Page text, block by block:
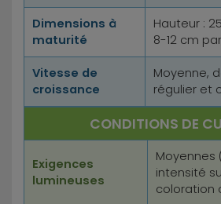
Dimensions à
maturité
Hauteur :
8-12 cm
Vitesse de
croissance
Moyenne,
régulier et
CONDITIONS DE
Exigences
lumineuses
Moyennes
intensité
coloration